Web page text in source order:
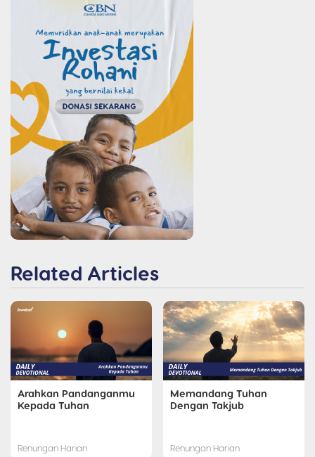
Related Articles
Arahkan Pandanganmu
Kepada Tuhan
Renungan Harian
Memandang Tuhan
Dengan Takjub
Renungan Harian